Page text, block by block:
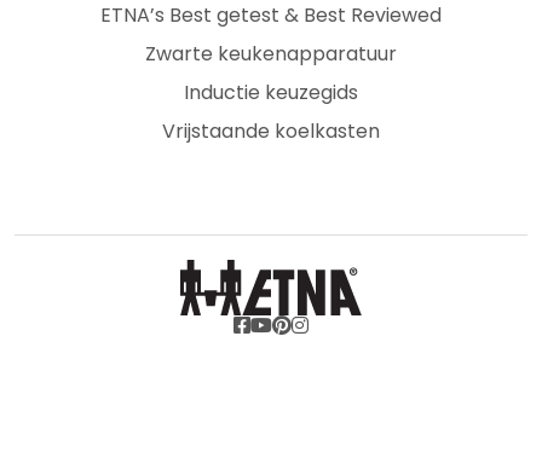
ETNA’s Best getest & Best Reviewed
Zwarte keukenapparatuur
Inductie keuzegids
Vrijstaande koelkasten